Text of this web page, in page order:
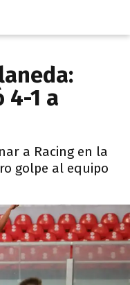
4-1 a
a Racing en la
golpe al equipo